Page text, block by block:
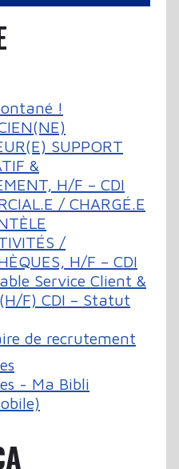
!
SUPPORT
&
H/F – CDI
/ CHARGÉ.E
/
H/F – CDI
Service Client &
F) CDI – Statut
de recrutement
- Ma Bibli